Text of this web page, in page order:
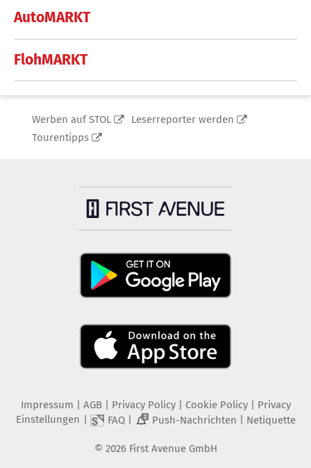
AutoMARKT
FlohMARKT
Werben auf STOL
Leserreporter werden
Tourentipps
Impressum AGB Privacy Policy| Cookie Policy| Privacy
Einstellungen
FAQ| 2 Push-Nachrichten Netiquette
© 2026 First Avenue GmbH